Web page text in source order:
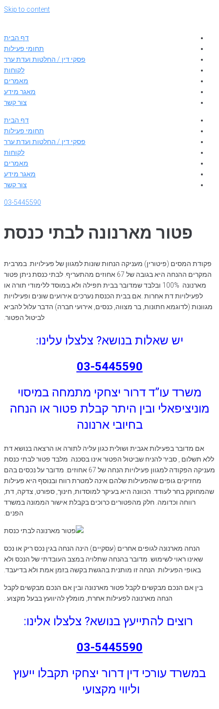
Skip to content
דף הבית
תחומי פעילות
פסקי דין / החלטות ועדת ערר
לקוחות
מאמרים
מאגר מידע
צור קשר
דף הבית
תחומי פעילות
פסקי דין / החלטות ועדת ערר
לקוחות
מאמרים
מאגר מידע
צור קשר
03-5445590
פטור מארנונה לבתי כנסת
פקודת המסים (פיטורין) מעניקה הנחות שונות למגוון של פעילויות. במרבית
המקרים ההנחה היא בגובה של 67 אחוזים מהתעריף. לבתי כנסת ניתן פטור
מארנונה 100% ובלבד שמדובר בבית תפילה ולא במוסד ללימודי תורה או
לפעילויות דת אחרות .אם בבית הכנסת נערכים אירועים שונים ופעילויות
מגוונות (לדוגמא חתונות, בר מצווה, כנסים, אירועי חברה) הדבר עלול להביא
לביטול הפטור.
יש שאלות בנושא? צלצלו עלינו:
03-5445590
משרד עו”ד דרור יצחקי מתמחה במיסוי
מוניציפאלי ובין היתר קבלת פטור או הנחה
בחיובי ארנונה
אם מדובר בפעילות אגבית ושולית כגון עליה לתורה או הרצאה בנושא דת
ללא תשלום , סביר להניח שביטול הפטור אינו בסכנה. מלבד פטור לבתי כנסת
מעניקה הפקודה למגוון פעילויות הנחה של 67 אחוזים. מדובר על נכסים בהם
מחזיקים גופים שהפעילות שלהם אינה למטרת רווח ובנוסף היא פעילות
שהמחוקק בחר לעודד. הכוונה היא בעיקר למוסדות, חינוך, ספורט, צדקה, דת,
רווחה וכדומה. חלק מהפטורים כרוכים בקבלת אישור הממונה במשרד
הפנים.
הנחה מארנונה לגופים אחרים (עסקיים) הינה הנחה בגין נכס ריק או נכס
שאינו ראוי לשימוש. מדובר בהנחה שתלויה במצב העובדתי של הנכס ולא
באופי הפעילות. הנחה זו מותנית בהגשת בקשה בזמן אמת ולא בדיעבד.
בין אם הנכם מבקשים לקבל פטור מארנונה ובין אם הנכם מבקשים לקבל
הנחה מארנונה לפעילות אחרת, מומלץ להיוועץ בבעל מקצוע .
רוצים להתייעץ בנושא? צלצלו אלינו:
03-5445590
במשרד עורכי דין דרור יצחקי תקבלו ייעוץ
וליווי מקצועי